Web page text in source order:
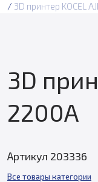
/ 3D принтер KOCEL
3D
2200A
Артикул 203336
Все товары категории